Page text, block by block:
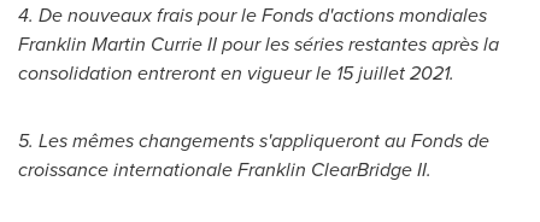
4. De nouveaux frais pour le Fonds d'actions mondiales
Franklin Martin Currie IIpour les séries restantes après la
consolidation entreront en vigueur le 15 juillet 2021.
5. Les mêmes changements s'appliqueront au Fonds de
croissance internationale Franklin ClearBridge II.